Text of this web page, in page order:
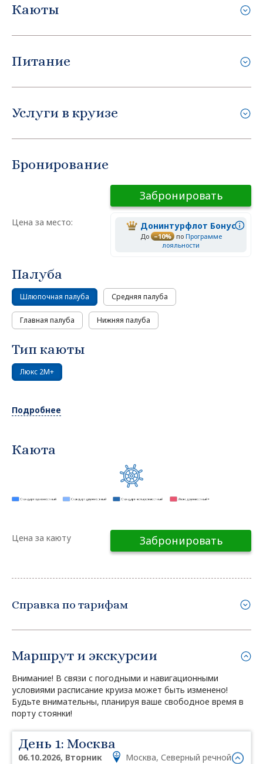
Каюты
Питание
Услуги в круизе
Бронирование
Цена за место:
Забронировать
Донинтурфлот Бонус
До –10% по Программе
лояльности
Палуба
Шлюпочная палуба Средняя палуба
Главная палуба Нижняя палуба
Тип каюты
Люкс 2М+
Подробнее
Каюта
Цена за каюту Забронировать
Справка по тарифам
Маршрут и экскурсии
Внимание! В связи с погодными и навигационными
условиями расписание круиза может быть изменено!
Будьте внимательны, планируя ваше свободное время в
порту стоянки!
День 1: Москва
06.10.2026, Вторник
Москва, Северный речной